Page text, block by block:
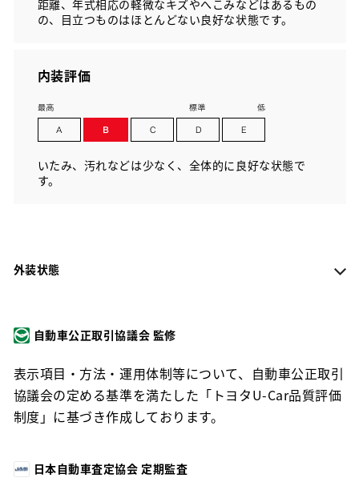
距離、年式相応の軽微なキズやへこみなどはあるもの
の、目立つものはほとんどない良好な状態です。
内装評価
いたみ、汚れなどは少なく、全体的に良好な状態で
す。
外装状態
自動車公正取引協議会 監修
表示項目・方法・運用体制等について、自動車公正取引
協議会の定める基準を満たした「トヨタU-Car品質評価
制度」に基づき作成しております。
日本自動車査定協会 定期監査